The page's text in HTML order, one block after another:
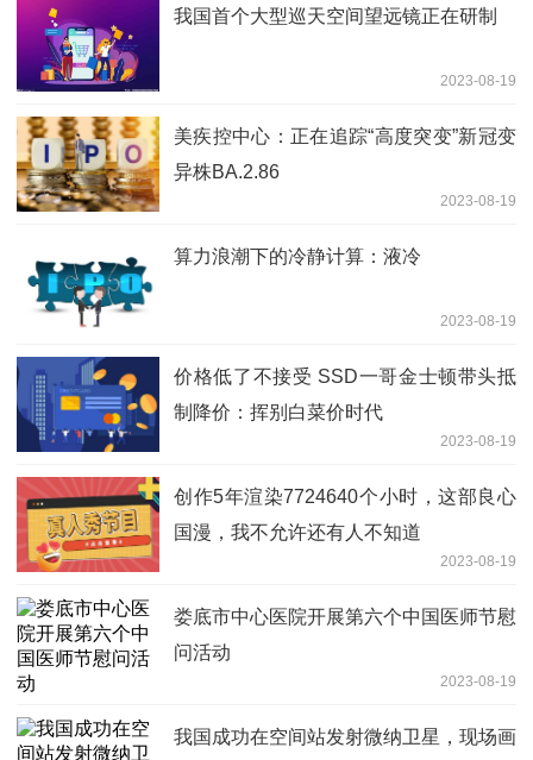
我国首个大型巡天空间望远镜正在研制
2023-08-19
美疾控中心：正在追踪“高度突变”新冠变
异株BA.2.86
2023-08-19
算力浪潮下的冷静计算：液冷
2023-08-19
价格低了不接受 SSD一哥金士顿带头抵
制降价：挥别白菜价时代
2023-08-19
创作5年渲染7724640个小时，这部良心
国漫，我不允许还有人不知道
2023-08-19
娄底市中心医院开展第六个中国医师节慰
问活动
2023-08-19
我国成功在空间站发射微纳卫星，现场画